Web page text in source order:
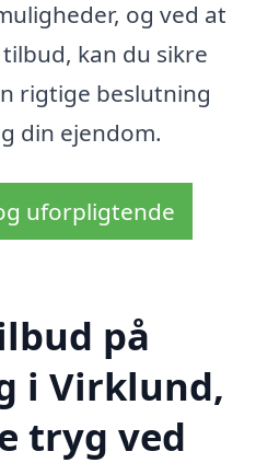
og ved at
kan du sikre
rigtige beslutning
din ejendom.
uforpligtende
på
i Virklund,
tryg ved